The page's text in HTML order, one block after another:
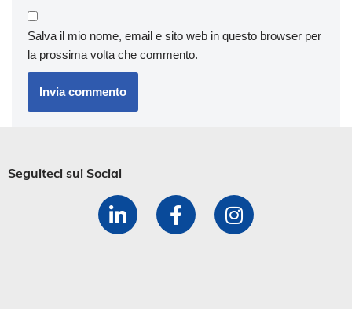
Salva il mio nome, email e sito web in questo browser per
la prossima volta che commento.
Seguiteci sui Social​